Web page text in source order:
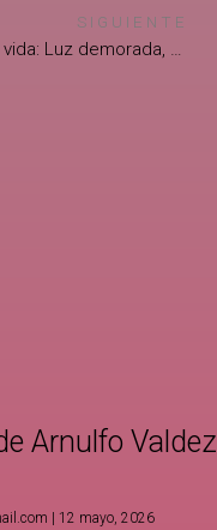
SIGUIENTE
De la imagen a la vida: Luz demorada, de Alfredo Soto Guillén
Arnulfo Valdez
12 mayo, 2026